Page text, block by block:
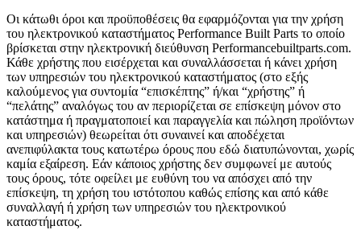
Οι κάτωθι όροι και προϋποθέσεις θα εφαρμόζονται για την χρήση
του ηλεκτρονικού καταστήματος Performance Built Parts το οποίο
βρίσκεται στην ηλεκτρονική διεύθυνση Performancebuiltparts.com.
Κάθε χρήστης που εισέρχεται και συναλλάσσεται ή κάνει χρήση
των υπηρεσιών του ηλεκτρονικού καταστήματος (στο εξής
καλούμενος για συντομία “επισκέπτης” ή/και “χρήστης” ή
“πελάτης” αναλόγως του αν περιορίζεται σε επίσκεψη μόνον στο
κατάστημα ή πραγματοποιεί και παραγγελία και πώληση προϊόντων
και υπηρεσιών) θεωρείται ότι συναινεί και αποδέχεται
ανεπιφύλακτα τους κατωτέρω όρους που εδώ διατυπώνονται, χωρίς
καμία εξαίρεση. Εάν κάποιος χρήστης δεν συμφωνεί με αυτούς
τους όρους, τότε οφείλει με ευθύνη του να απόσχει από την
επίσκεψη, τη χρήση του ιστότοπου καθώς επίσης και από κάθε
συναλλαγή ή χρήση των υπηρεσιών του ηλεκτρονικού
καταστήματος.